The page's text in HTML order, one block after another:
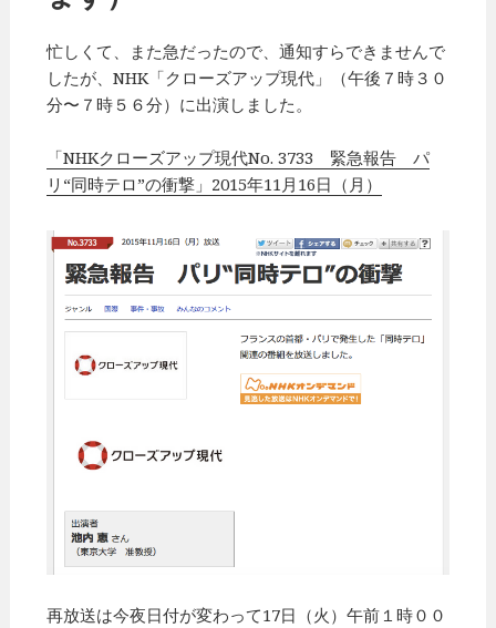
忙しくて、また急だったので、通知すらできませんで
したが、NHK「クローズアップ現代」（午後７時３０
分〜７時５６分）に出演しました。
「NHKクローズアップ現代No. 3733 緊急報告 パ
リ“同時テロ”の衝撃」2015年11月16日（月）
再放送は今夜日付が変わって17日（火）午前１時００